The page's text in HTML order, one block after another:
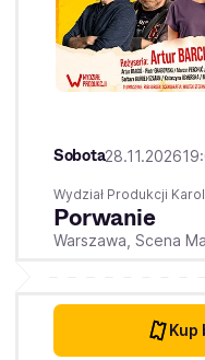
Sobota28.11.2026
Wydział Produkcji
Porwanie
Warszawa, Scena
Kup